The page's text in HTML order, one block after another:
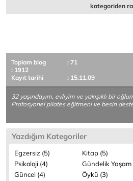
kategoriden
Toplam blog
: 71
: 1912
Kayıt tarihi
: 15.11.09
32 yaşındayım, evliyim ve yakışıklı bir
Profosyonel pilates eğitmeni ve besin
Yazdığım Kategoriler
Egzersiz (5)
Kitap (5)
Psikoloji (4)
Gündelik Yaşam
Güncel (4)
Öykü (3)